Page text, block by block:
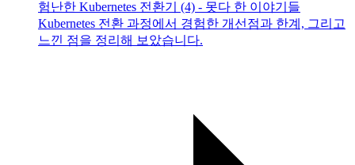
험난한 Kubernetes 전환기 (4) - 못다 한 이야기들
Kubernetes 전환 과정에서 경험한 개선점과 한계, 그리고
느낀 점을 정리해 보았습니다.